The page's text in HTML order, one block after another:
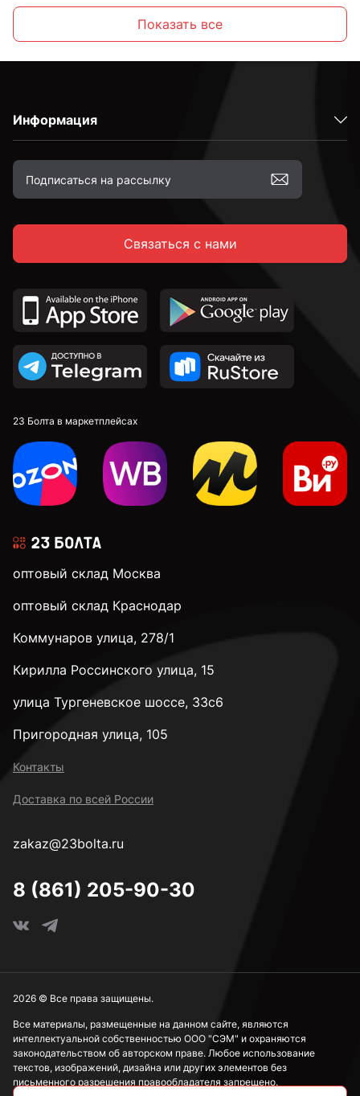
Высокопрочные
С полной резьбой
С неполной резьбой
DIN 912 с внутренним шестигранником и
цилиндрической головкой
DIN 7991 c потайной головкой и внутренним
шестигранником
DIN 913 установочные с внутренним шестигранником
к.п. 4,8
к.п. 10,9
к.п. 12,9
М3
М5
Показать все
Информация
Связаться с нами
23 Болта в маркетплейсах
оптовый склад Москва
оптовый склад Краснодар
Коммунаров улица, 278/1
Кирилла Россинского улица, 15
улица Тургеневское шоссе, 33с6
Пригородная улица, 105
Контакты
Доставка по всей России
zakaz@23bolta.ru
8 (861) 205-90-30
Все материалы, размещенные на данном сайте, являются
интеллектуальной собственностью ООО "СЭМ" и охраняются
законодательством об авторском праве. Любое использование
текстов, изображений, дизайна или других элементов без
письменного разрешения правообладателя запрещено.
2026 © Все права защищены.